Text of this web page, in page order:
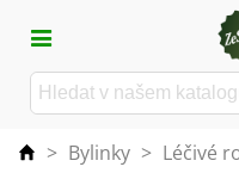
> Bylinky > Léčivé